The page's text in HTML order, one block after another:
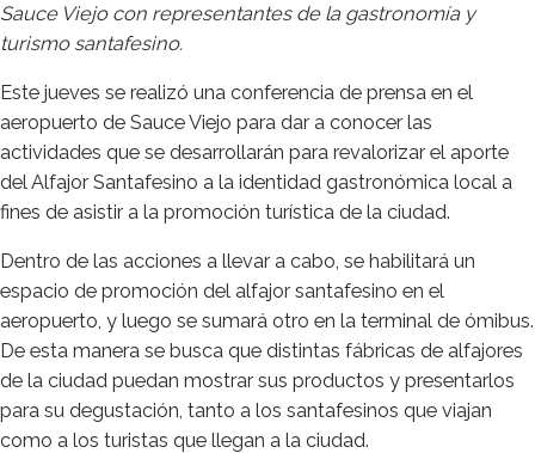
Sauce Viejo con representantes de la gastronomía y
turismo santafesino.
Este jueves se realizó una conferencia de prensa en el
aeropuerto de Sauce Viejo para dar a conocer las
actividades que se desarrollarán para revalorizar el aporte
del Alfajor Santafesino a la identidad gastronómica local a
fines de asistir a la promoción turística de la ciudad.
Dentro de las acciones a llevar a cabo, se habilitará un
espacio de promoción del alfajor santafesino en el
aeropuerto, y luego se sumará otro en la terminal de ómibus.
De esta manera se busca que distintas fábricas de alfajores
de la ciudad puedan mostrar sus productos y presentarlos
para su degustación, tanto a los santafesinos que viajan
como a los turistas que llegan a la ciudad.